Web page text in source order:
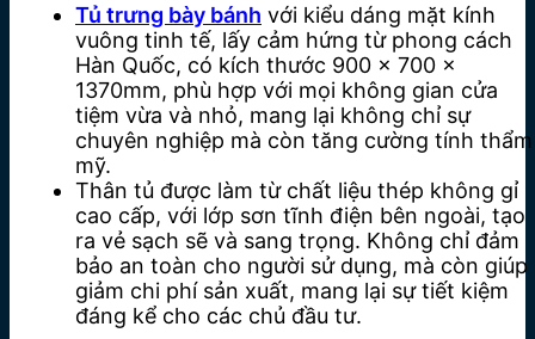
Tủ trưng bày bánh với kiểu dáng mặt kính
vuông tinh tế, lấy cảm hứng từ phong cách
Hàn Quốc, có kích thước 900 x 700 x
1370mm, phù hợp với mọi không gian cửa
tiệm vừa và nhỏ, mang lại không chỉ sự
chuyên nghiệp mà còn tăng cường tính thẩm
mỹ.
Thân tủ được làm từ chất liệu thép không gỉ
cao cấp, với lớp sơn tĩnh điện bên ngoài, tạo
ra vẻ sạch sẽ và sang trọng. Không chỉ đảm
bảo an toàn cho người sử dụng, mà còn giúp
giảm chi phí sản xuất, mang lại sự tiết kiệm
đáng kể cho các chủ đầu tư.